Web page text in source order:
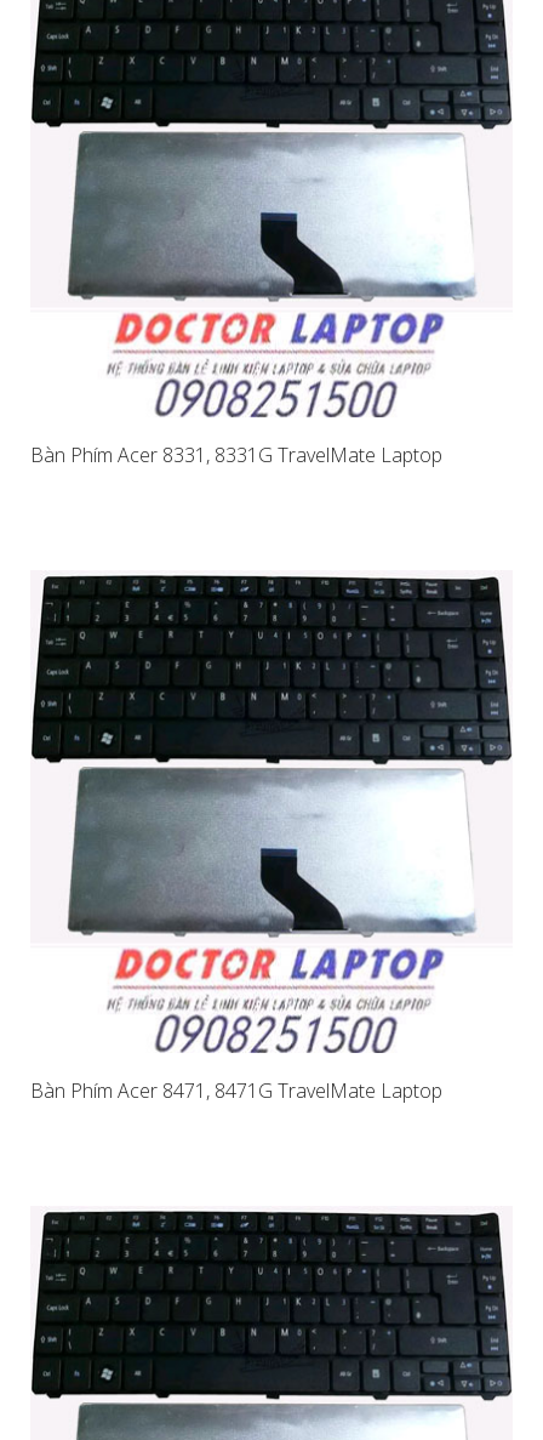
Bàn Phím Acer 8331, 8331G TravelMate Laptop
Bàn Phím Acer 8471, 8471G TravelMate Laptop